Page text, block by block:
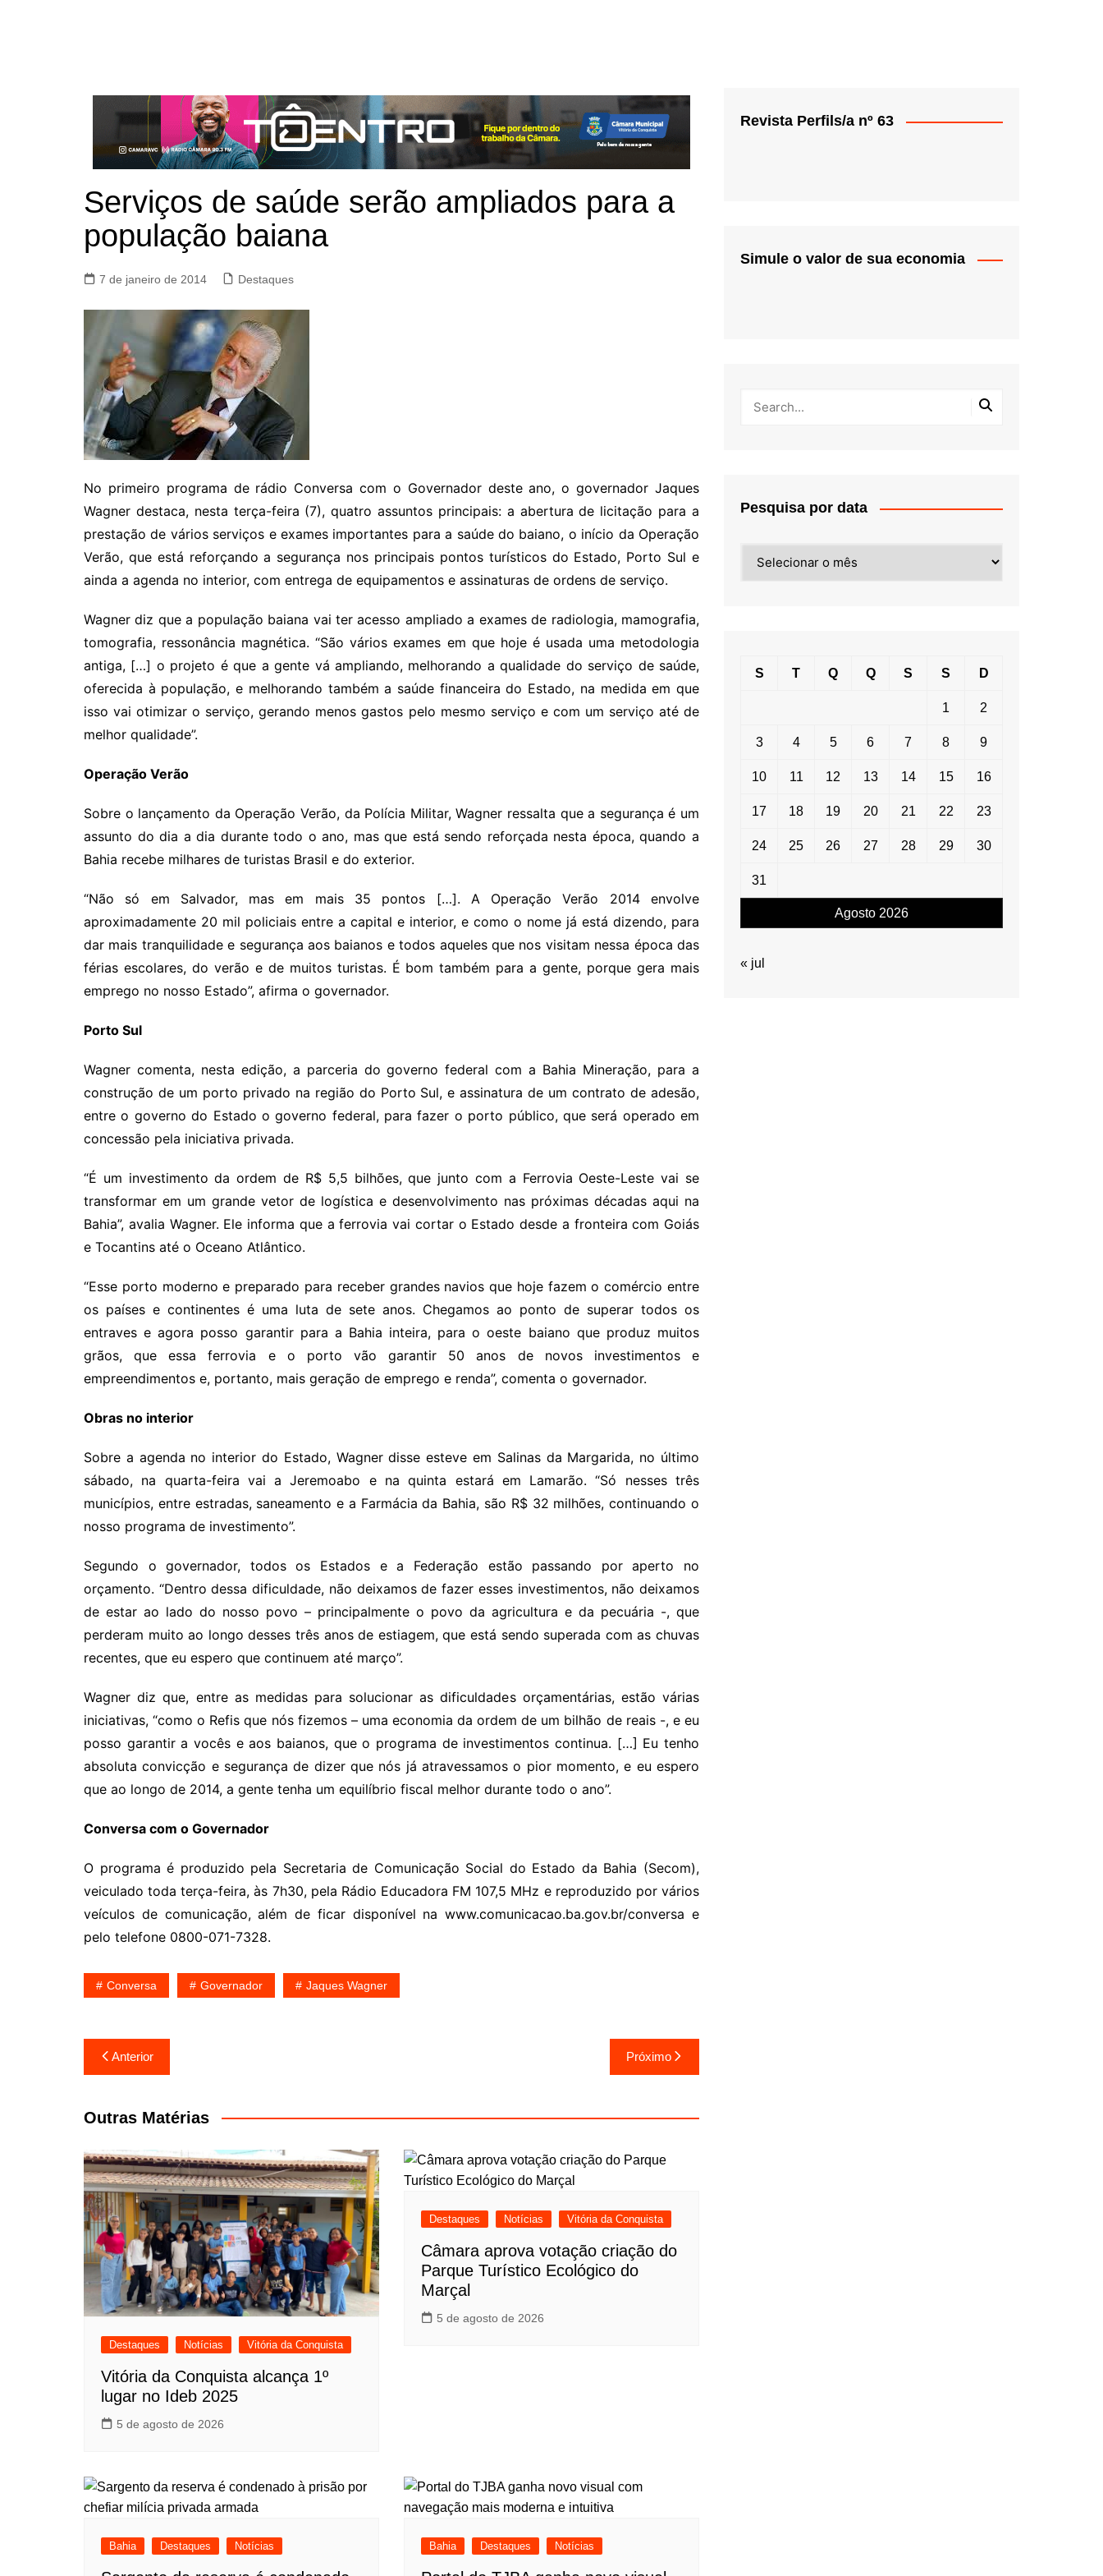
Serviços de saúde serão ampliados para a
população baiana
7 de janeiro de 2014 Destaques
No primeiro programa de rádio Conversa com o Governador deste ano, o governador Jaques
Wagner destaca, nesta terça-feira (7), quatro assuntos principais: a abertura de licitação para a
prestação de vários serviços e exames importantes para a saúde do baiano, o início da Operação
Verão, que está reforçando a segurança nos principais pontos turísticos do Estado, Porto Sul e
ainda a agenda no interior, com entrega de equipamentos e assinaturas de ordens de serviço.
Wagner diz que a população baiana vai ter acesso ampliado a exames de radiologia, mamografia,
tomografia, ressonância magnética. “São vários exames em que hoje é usada uma metodologia
antiga, […] o projeto é que a gente vá ampliando, melhorando a qualidade do serviço de saúde,
oferecida à população, e melhorando também a saúde financeira do Estado, na medida em que
isso vai otimizar o serviço, gerando menos gastos pelo mesmo serviço e com um serviço até de
melhor qualidade”.
Operação Verão
Sobre o lançamento da Operação Verão, da Polícia Militar, Wagner ressalta que a segurança é um
assunto do dia a dia durante todo o ano, mas que está sendo reforçada nesta época, quando a
Bahia recebe milhares de turistas Brasil e do exterior.
“Não só em Salvador, mas em mais 35 pontos […]. A Operação Verão 2014 envolve
aproximadamente 20 mil policiais entre a capital e interior, e como o nome já está dizendo, para
dar mais tranquilidade e segurança aos baianos e todos aqueles que nos visitam nessa época das
férias escolares, do verão e de muitos turistas. É bom também para a gente, porque gera mais
emprego no nosso Estado”, afirma o governador.
Porto Sul
Wagner comenta, nesta edição, a parceria do governo federal com a Bahia Mineração, para a
construção de um porto privado na região do Porto Sul, e assinatura de um contrato de adesão,
entre o governo do Estado o governo federal, para fazer o porto público, que será operado em
concessão pela iniciativa privada.
“É um investimento da ordem de R$ 5,5 bilhões, que junto com a Ferrovia Oeste-Leste vai se
transformar em um grande vetor de logística e desenvolvimento nas próximas décadas aqui na
Bahia”, avalia Wagner. Ele informa que a ferrovia vai cortar o Estado desde a fronteira com Goiás
e Tocantins até o Oceano Atlântico.
“Esse porto moderno e preparado para receber grandes navios que hoje fazem o comércio entre
os países e continentes é uma luta de sete anos. Chegamos ao ponto de superar todos os
entraves e agora posso garantir para a Bahia inteira, para o oeste baiano que produz muitos
grãos, que essa ferrovia e o porto vão garantir 50 anos de novos investimentos e
empreendimentos e, portanto, mais geração de emprego e renda”, comenta o governador.
Obras no interior
Sobre a agenda no interior do Estado, Wagner disse esteve em Salinas da Margarida, no último
sábado, na quarta-feira vai a Jeremoabo e na quinta estará em Lamarão. “Só nesses três
municípios, entre estradas, saneamento e a Farmácia da Bahia, são R$ 32 milhões, continuando o
nosso programa de investimento”.
Segundo o governador, todos os Estados e a Federação estão passando por aperto no
orçamento. “Dentro dessa dificuldade, não deixamos de fazer esses investimentos, não deixamos
de estar ao lado do nosso povo – principalmente o povo da agricultura e da pecuária -, que
perderam muito ao longo desses três anos de estiagem, que está sendo superada com as chuvas
recentes, que eu espero que continuem até março”.
Wagner diz que, entre as medidas para solucionar as dificuldades orçamentárias, estão várias
iniciativas, “como o Refis que nós fizemos – uma economia da ordem de um bilhão de reais -, e eu
posso garantir a vocês e aos baianos, que o programa de investimentos continua. […] Eu tenho
absoluta convicção e segurança de dizer que nós já atravessamos o pior momento, e eu espero
que ao longo de 2014, a gente tenha um equilíbrio fiscal melhor durante todo o ano”.
Conversa com o Governador
O programa é produzido pela Secretaria de Comunicação Social do Estado da Bahia (Secom),
veiculado toda terça-feira, às 7h30, pela Rádio Educadora FM 107,5 MHz e reproduzido por vários
veículos de comunicação, além de ficar disponível na www.comunicacao.ba.gov.br/conversa e
pelo telefone 0800-071-7328.
Conversa Governador Jaques Wagner
Navegação
de
Post
Anterior Próximo
Outras Matérias
Destaques Notícias Vitória da Conquista
Vitória da Conquista alcança 1º
lugar no Ideb 2025
5 de agosto de 2026
Destaques Notícias Vitória da Conquista
Câmara aprova votação criação do
Parque Turístico Ecológico do
Marçal
5 de agosto de 2026
Bahia Destaques Notícias Bahia Destaques Notícias
Revista Perfils/a nº 63
Simule o valor de sua economia
Pesquisa por data
por
Agosto 2026
S T Q Q S S D
1 2
3 4 5 6 7 8 9
10 11 12 13 14 15 16
17 18 19 20 21 22 23
24 25 26 27 28 29 30
31
« jul